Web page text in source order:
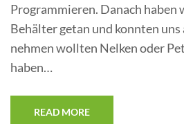
Programmieren. Danach haben
Behälter getan und konnten
nehmen wollten Nelken oder
haben…
READ MORE